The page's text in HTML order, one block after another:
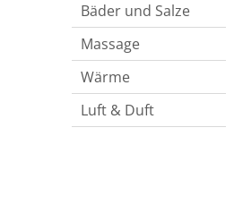
Bäder und Salze
Massage
Wärme
Luft & Duft